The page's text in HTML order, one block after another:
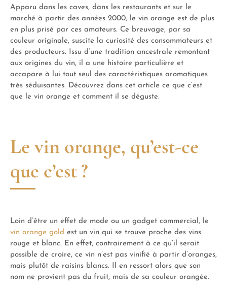
Apparu dans les caves, dans les restaurants et sur le
marché à partir des années 2000, le vin orange est de plus
en plus prisé par ces amateurs. Ce breuvage, par sa
couleur originale, suscite la curiosité des consommateurs et
des producteurs. Issu d’une tradition ancestrale remontant
aux origines du vin, il a une histoire particulière et
accapare à lui tout seul des caractéristiques aromatiques
très séduisantes. Découvrez dans cet article ce que c’est
que le vin orange et comment il se déguste.
Le vin orange, qu’est-ce
que c’est ?
Loin d’être un effet de mode ou un gadget commercial, le
vin orange gold est un vin qui se trouve proche des vins
rouge et blanc. En effet, contrairement à ce qu’il serait
possible de croire, ce vin n’est pas vinifié à partir d’oranges,
mais plutôt de raisins blancs. Il en ressort alors que son
nom ne provient pas du fruit, mais de sa couleur orangée.